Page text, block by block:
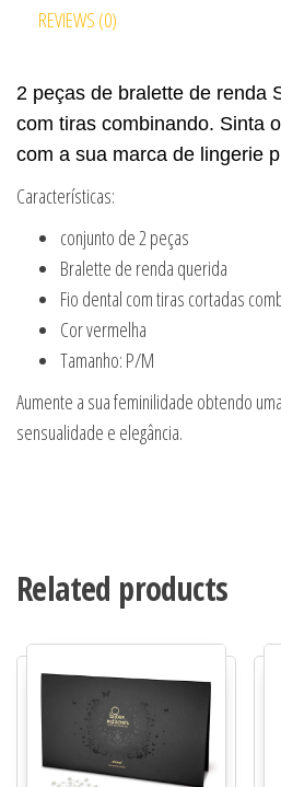
REVIEWS (0)
2 peças de bralette de renda
com tiras combinando. Sinta
com a sua marca de lingerie
Características:
conjunto de 2 peças
Bralette de renda querida
Fio dental com tiras cortadas
Cor vermelha
Tamanho: P/M
Aumente a sua feminilidade obtendo
sensualidade e elegância.
Related products